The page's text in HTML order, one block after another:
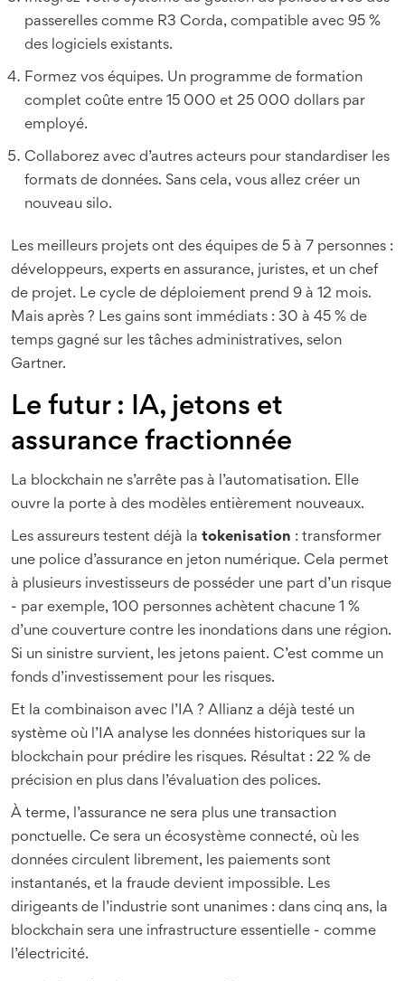
passerelles comme R3 Corda, compatible avec 95 %
des logiciels existants.
Formez vos équipes. Un programme de formation
complet coûte entre 15 000 et 25 000 dollars par
employé.
Collaborez avec d’autres acteurs pour standardiser les
formats de données. Sans cela, vous allez créer un
nouveau silo.
Les meilleurs projets ont des équipes de 5 à 7 personnes :
développeurs, experts en assurance, juristes, et un chef
de projet. Le cycle de déploiement prend 9 à 12 mois.
Mais après ? Les gains sont immédiats : 30 à 45 % de
temps gagné sur les tâches administratives, selon
Gartner.
Le futur : IA, jetons et
assurance fractionnée
La blockchain ne s’arrête pas à l’automatisation. Elle
ouvre la porte à des modèles entièrement nouveaux.
Les assureurs testent déjà la tokenisation : transformer
une police d’assurance en jeton numérique. Cela permet
à plusieurs investisseurs de posséder une part d’un risque
- par exemple, 100 personnes achètent chacune 1 %
d’une couverture contre les inondations dans une région.
Si un sinistre survient, les jetons paient. C’est comme un
fonds d’investissement pour les risques.
Et la combinaison avec l’IA ? Allianz a déjà testé un
système où l’IA analyse les données historiques sur la
blockchain pour prédire les risques. Résultat : 22 % de
précision en plus dans l’évaluation des polices.
À terme, l’assurance ne sera plus une transaction
ponctuelle. Ce sera un écosystème connecté, où les
données circulent librement, les paiements sont
instantanés, et la fraude devient impossible. Les
dirigeants de l’industrie sont unanimes : dans cinq ans, la
blockchain sera une infrastructure essentielle - comme
l’électricité.